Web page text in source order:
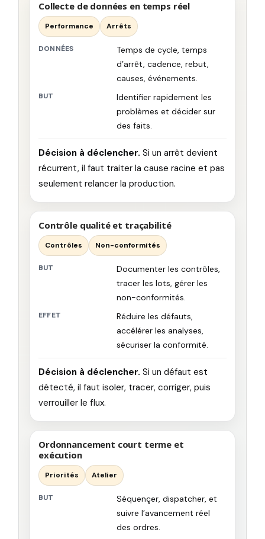
Collecte de données en temps réel
Performance Arrêts
DONNÉES
Temps de cycle, temps
d’arrêt, cadence, rebut,
causes, événements.
BUT
Identifier rapidement les
problèmes et décider sur
des faits.
Décision à déclencher. Si un arrêt devient
récurrent, il faut traiter la cause racine et pas
seulement relancer la production.
Contrôle qualité et traçabilité
Contrôles Non-conformités
BUT
Documenter les contrôles,
tracer les lots, gérer les
non-conformités.
EFFET
Réduire les défauts,
accélérer les analyses,
sécuriser la conformité.
Décision à déclencher. Si un défaut est
détecté, il faut isoler, tracer, corriger, puis
verrouiller le flux.
Ordonnancement court terme et
exécution
Priorités Atelier
BUT
Séquençer, dispatcher, et
suivre l’avancement réel
des ordres.